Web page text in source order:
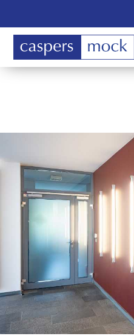
Bereich gehören aber
Geschmacksmusterrecht
Gebrauchsmusterrecht.
auch im Bereich des